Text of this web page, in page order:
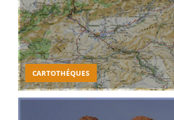
CARTOTHÉQUES